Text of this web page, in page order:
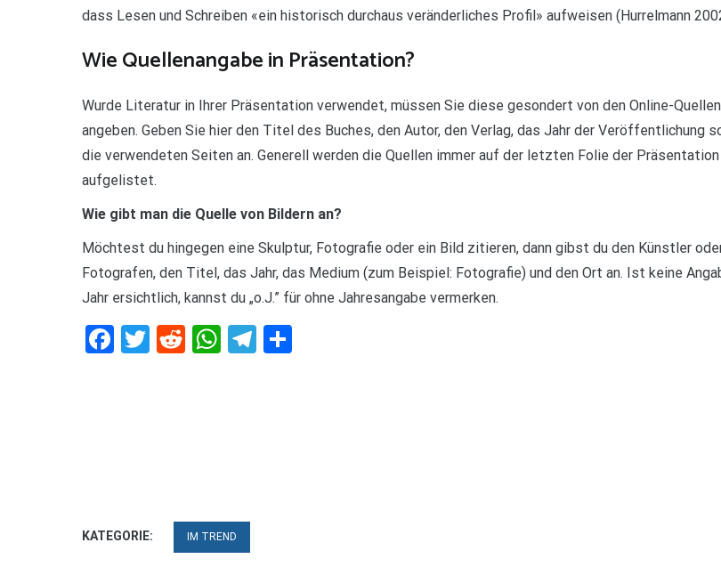
dass Lesen und Schreiben «ein historisch durchaus veränderliches Profil» aufweisen (Hurrelmann
Wie Quellenangabe in Präsentation?
Wurde Literatur in Ihrer Präsentation verwendet, müssen Sie diese gesondert von den Online-Quellen
angeben. Geben Sie hier den Titel des Buches, den Autor, den Verlag, das Jahr der Veröffentlichung
die verwendeten Seiten an. Generell werden die Quellen immer auf der letzten Folie der Präsentation
aufgelistet.
Wie gibt man die Quelle von Bildern an?
Möchtest du hingegen eine Skulptur, Fotografie oder ein Bild zitieren, dann gibst du den Künstler
Fotografen, den Titel, das Jahr, das Medium (zum Beispiel: Fotografie) und den Ort an. Ist keine
Jahr ersichtlich, kannst du „o.J.” für ohne Jahresangabe vermerken.
Facebook
Twitter
RedditWhatsApp
Telegram
KATEGORIE: IM TREND